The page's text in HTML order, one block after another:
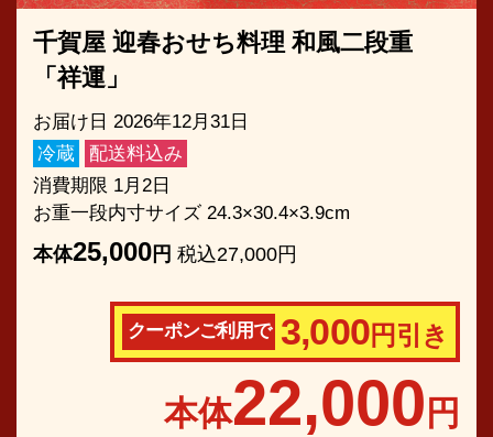
千賀屋 迎春おせち料理 和風二段重
「祥運」
お届け日 2026年12月31日
冷蔵
配送料込み
消費期限 1月2日
お重一段内寸サイズ 24.3×30.4×3.9cm
本体25,000円 税込27,000円
クーポンご利用で 3,000円引き
本体22,000 円